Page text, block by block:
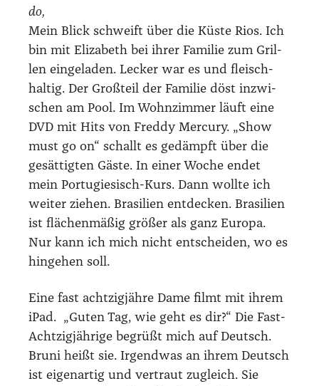
do,
Mein Blick schweift über die Küs­te Rios. Ich
bin mit Eliza­beth bei ihrer Fami­lie zum Gril­
len ein­ge­la­den. Lecker war es und fleisch­
hal­tig. Der Groß­teil der Fami­lie döst inzwi­
schen am Pool. Im Wohn­zim­mer läuft eine
DVD mit Hits von Fred­dy Mer­cu­ry. „Show
must go on“ schallt es gedämpft über die
gesät­tig­ten Gäs­te. In einer Woche endet
mein Por­tu­gie­sisch-Kurs. Dann woll­te ich
wei­ter zie­hen. Bra­si­li­en ent­de­cken. Bra­si­li­en
ist flä­chen­mä­ßig grö­ßer als ganz Euro­pa.
Nur kann ich mich nicht ent­schei­den, wo es
hin­ge­hen soll.
Eine fast acht­zig­jäh­re Dame filmt mit ihrem
iPad. „Guten Tag, wie geht es dir?“ Die Fast-
Acht­zig­jäh­ri­ge begrüßt mich auf Deutsch.
Bruni heißt sie. Irgend­was an ihrem Deutsch
ist eigen­ar­tig und ver­traut zugleich. Sie